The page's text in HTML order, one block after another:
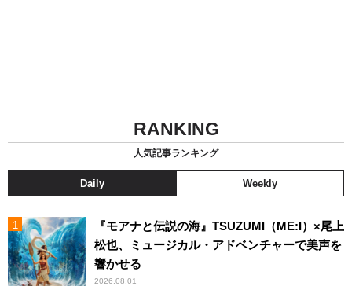
RANKING
人気記事ランキング
Daily Weekly
『モアナと伝説の海』TSUZUMI（ME:I）×尾上
松也、ミュージカル・アドベンチャーで美声を
響かせる
2026.08.01